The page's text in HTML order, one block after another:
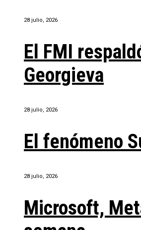
28 julio, 2026
El FMI
Georgieva
28 julio, 2026
El fenómeno
28 julio, 2026
Microsoft,